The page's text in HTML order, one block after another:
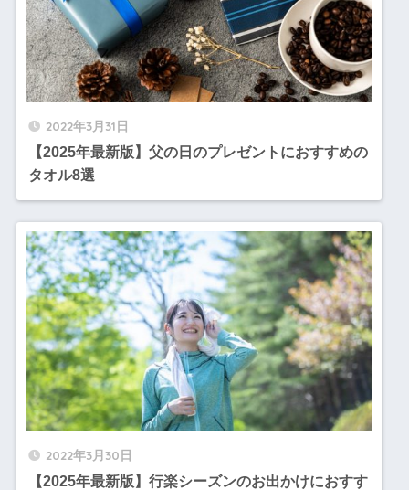
2022年3月31日
【2025年最新版】父の日のプレゼントにおすすめの
タオル8選
2022年3月30日
【2025年最新版】行楽シーズンのお出かけにおすす